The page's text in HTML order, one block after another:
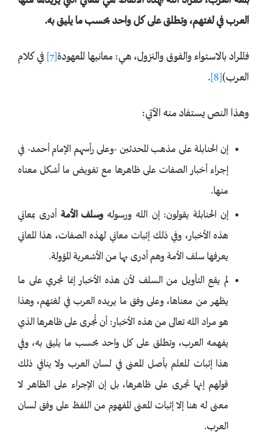
العرب في لغتهم، وتطلق على كل واحد بحسب ما يليق به.
فالمراد بالاستواء والفوق والنزول، هي: معانيها المعهودة[7]
في كلام
العرب)[8]
.
وهذا النص يستفاد منه الآتي:
إن الحنابلة على مذهب المحدثين -وعلى رأسهم الإمام أحمد- في
إجراء أخبار الصفات على ظاهرها مع تفويض ما أشكل معناه
منها.
إن الحنابلة يقولون: إن الله ورسولهوسلف الأمة أدرى بمعاني
هذه الأخبار، وفي ذلك إثبات معاني لهذه الصفات، هذا المعاني
يعرفها سلف الأمة وهم أدرى بها من الأشعرية المؤولة.
لم يقع التأويل من السلف لأن هذه الأخبار إنما تجري على ما
يظهر من معناها، وعلى وفق ما يريده العرب في لغتهم، وهذا
هو مراد الله تعالى من هذه الأخبار: أن تُجرى على ظاهرها الذي
يفهمه العرب، وتطلق على كل واحد بحسب ما يليق به، وفي
هذا إثبات للعلم بأصل المعنى في لسان العرب ولا ينافي ذلك
قولهم إنها تجرى على ظاهرها، بل إن الإجراء على الظاهر لا
معنى له هنا إلا إثبات المعنى المفهوم من اللفظ على وفق لسان
العرب.